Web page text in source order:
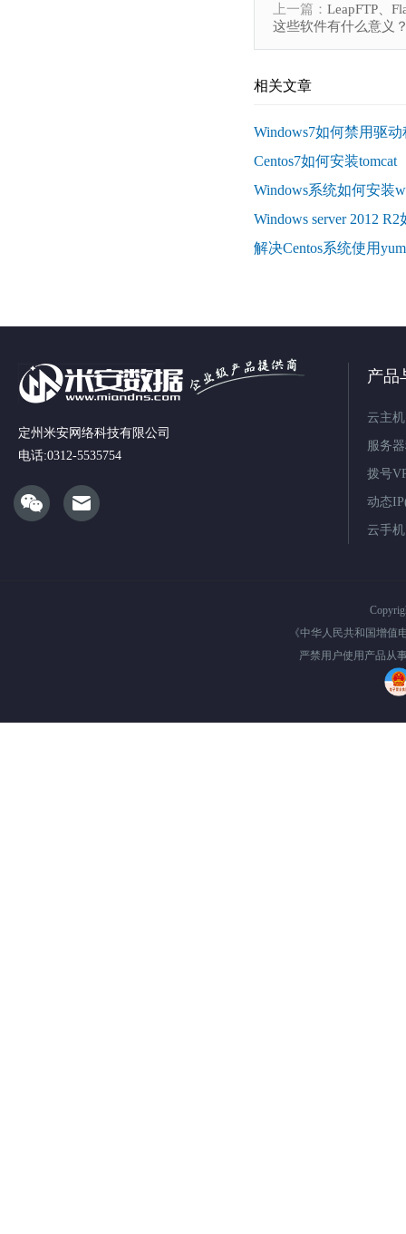
上一篇： LeapFTP、
这些软件有什么意义
相关文章
Windows7如何禁用驱
Centos7如何安装tomcat
Windows系统如何安装
Windows server 2012
解决Centos系统使用
定州米安网络科技有限公司
电话:0312-5535754
产品
云主机
服务
拨号
动态
云手机
《中华人民共和国增值
严禁用户使用产品从